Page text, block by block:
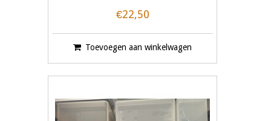
€22,50
Toevoegen aan winkelwagen